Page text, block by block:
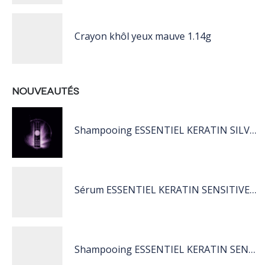
Crayon khôl yeux mauve 1.14g
NOUVEAUTÉS
Shampooing ESSENTIEL KERATIN SILVER 250ML
Sérum ESSENTIEL KERATIN SENSITIVE 40 ML
Shampooing ESSENTIEL KERATIN SENSITIVE 1L